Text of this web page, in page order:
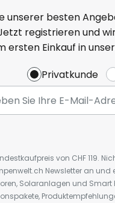
unserer besten
registrieren und
ersten Einkauf in
Privatkunde
von CHF 119.
Newsletter an
Solaranlagen und